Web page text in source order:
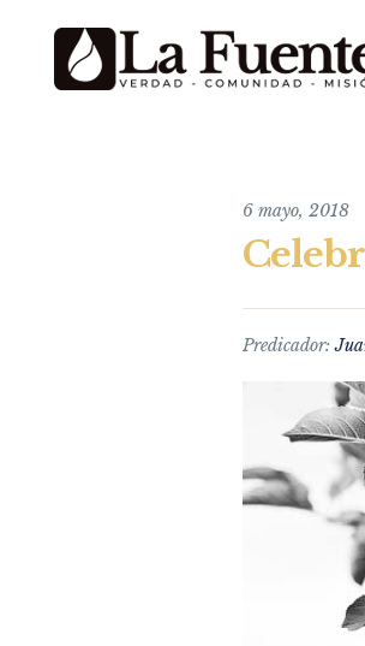
6 mayo, 2018
Predicador: